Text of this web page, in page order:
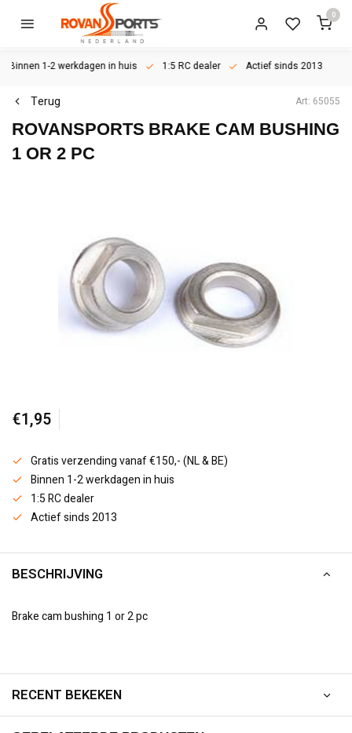
0
Binnen 1-2 werkdagen in huis 1:5 RC dealer Actief sinds 2013
Terug Art: 65055
ROVANSPORTS BRAKE CAM BUSHING
1 OR 2 PC
€1,95
Gratis verzending vanaf €150,- (NL & BE)
Binnen 1-2 werkdagen in huis
1:5 RC dealer
Actief sinds 2013
BESCHRIJVING
Brake cam bushing 1 or 2 pc
RECENT BEKEKEN